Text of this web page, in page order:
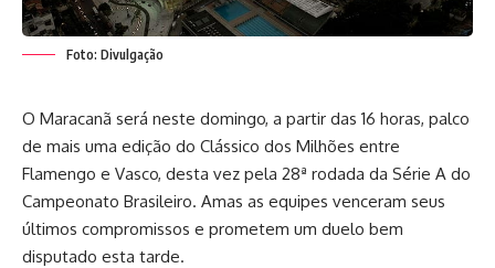
Foto: Divulgação
O Maracanã será neste domingo, a partir das 16 horas, palco
de mais uma edição do Clássico dos Milhões entre
Flamengo e Vasco, desta vez pela 28ª rodada da Série A do
Campeonato Brasileiro. Amas as equipes venceram seus
últimos compromissos e prometem um duelo bem
disputado esta tarde.